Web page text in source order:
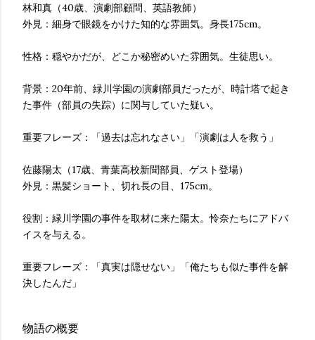
林和真（40歳、演劇部顧問、英語教師）
外見：細身で眼鏡をかけた知的な雰囲気。身長175cm。
性格：穏やかだが、どこか秘密めいた雰囲気。生徒思い。
背景：20年前、緑川学園の演劇部員だったが、時計塔で起き
た事件（部員の失踪）に関与していた疑い。
重要フレーズ：「過去は忘れなさい」「演劇は人を救う」
佐藤陽太（17歳、青葉高校新聞部員、ゲスト登場）
外見：黒髪ショート、切れ長の目、175cm。
役割：緑川学園の事件を取材に来た陽太。怜奈たちにアドバ
イスを与える。
重要フレーズ：「真実は隠せない」「俺たちも似た事件を解
決したんだ」
物語の概要